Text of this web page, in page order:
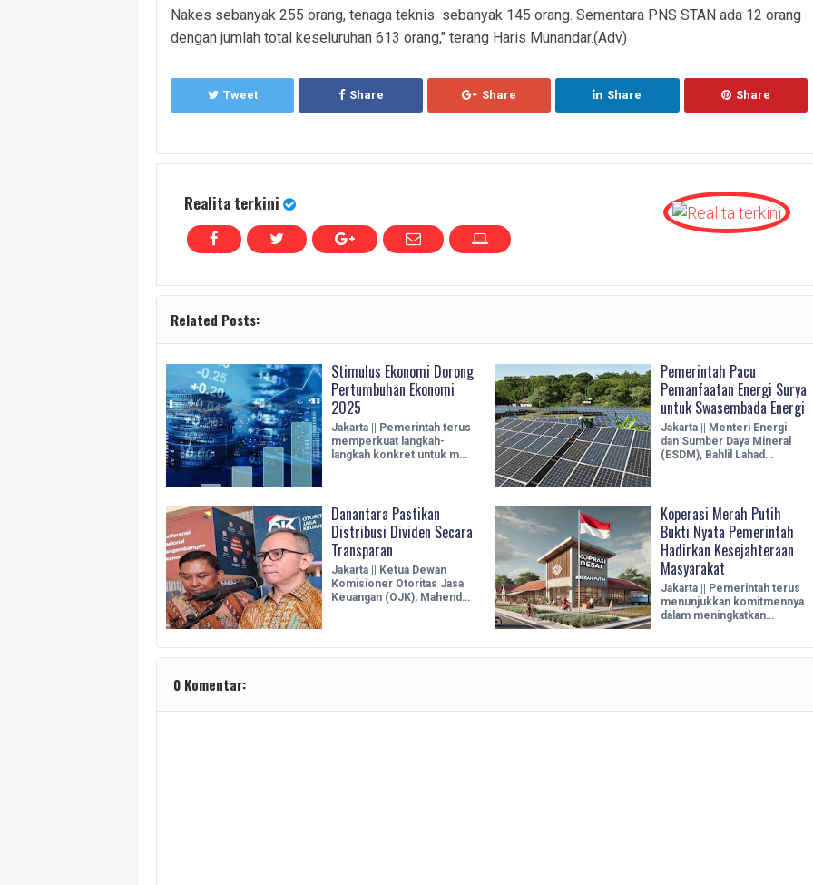
Nakes sebanyak 255 orang, tenaga teknis sebanyak 145 orang. Sementara PNS STAN ada 12 orang
dengan jumlah total keseluruhan 613 orang," terang Haris Munandar.(Adv)
Tweet Share Share Share Share
Realita terkini
Related Posts:
Stimulus Ekonomi Dorong
Pertumbuhan Ekonomi
2025
Jakarta || Pemerintah terus
memperkuat langkah-
langkah konkret untuk m…
Pemerintah Pacu
Pemanfaatan Energi Surya
untuk Swasembada Energi
Jakarta || Menteri Energi
dan Sumber Daya Mineral
(ESDM), Bahlil Lahad…
Danantara Pastikan
Distribusi Dividen Secara
Transparan
Jakarta || Ketua Dewan
Komisioner Otoritas Jasa
Keuangan (OJK), Mahend…
Koperasi Merah Putih
Bukti Nyata Pemerintah
Hadirkan Kesejahteraan
Masyarakat
Jakarta || Pemerintah terus
menunjukkan komitmennya
dalam meningkatkan…
0 Komentar: